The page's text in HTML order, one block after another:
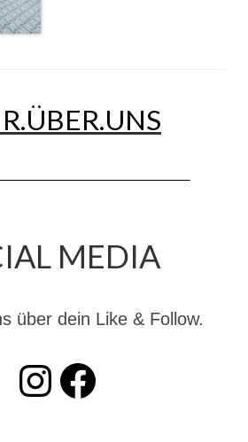
2023
2018
2017
2017
MEDIA
über dein Like & Follow.
INSTAGRAM Facebook